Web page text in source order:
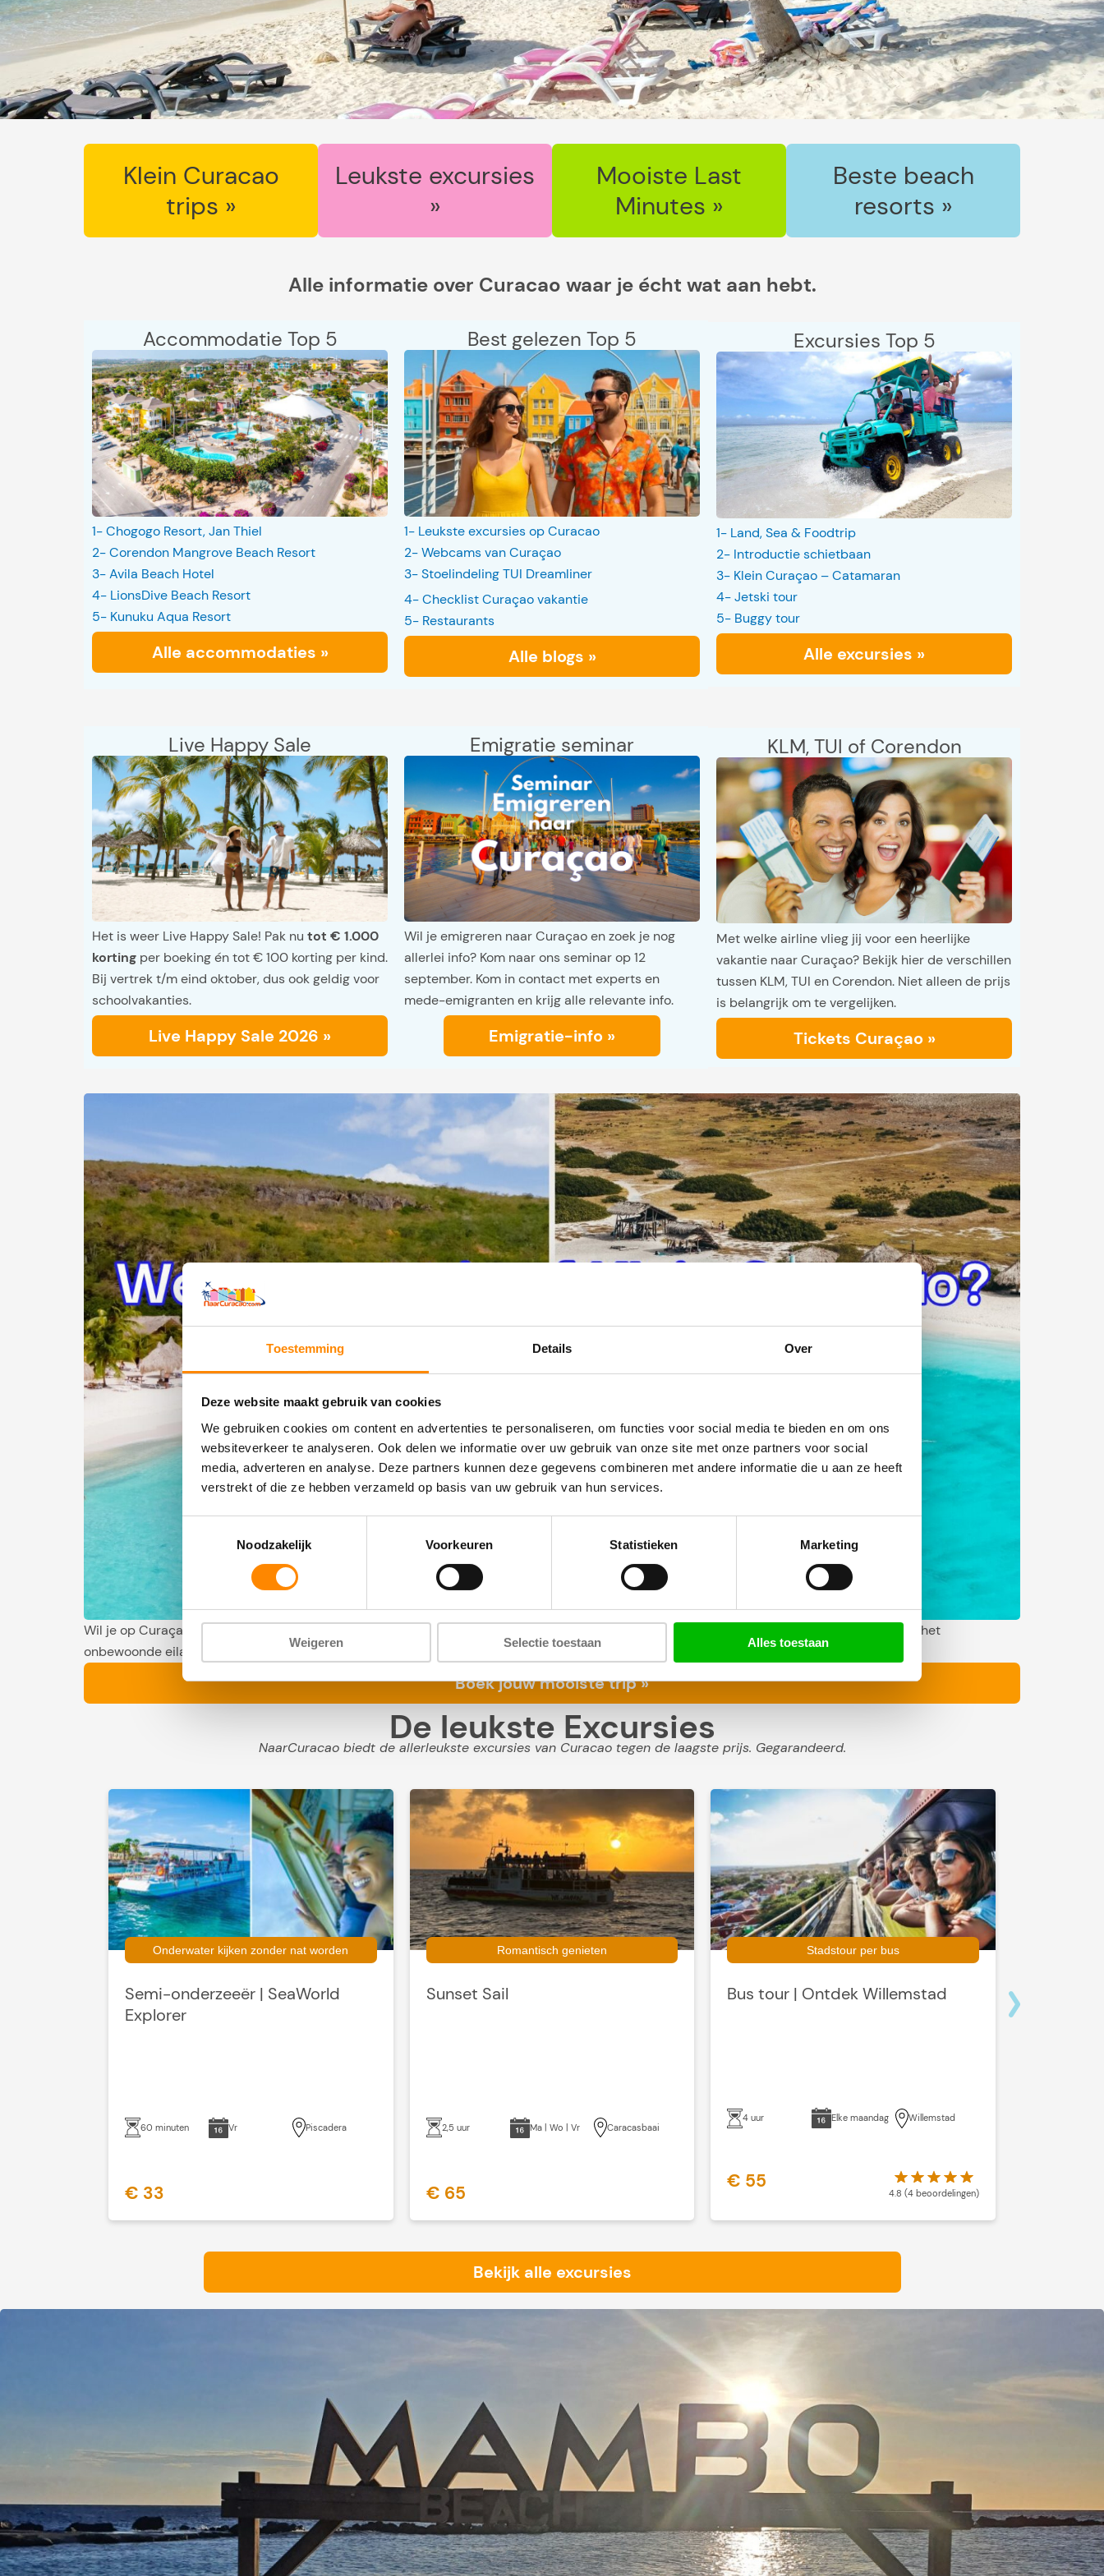
Toestemming Details Over
Deze website maakt gebruik van cookies
We gebruiken cookies om content en advertenties te personaliseren, om functies voor social media te bieden en om ons
websiteverkeer te analyseren. Ook delen we informatie over uw gebruik van onze site met onze partners voor social
media, adverteren en analyse. Deze partners kunnen deze gegevens combineren met andere informatie die u aan ze heeft
verstrekt of die ze hebben verzameld op basis van uw gebruik van hun services.
Noodzakelijk
Voorkeuren Statistieken Marketing
Weigeren Selectie toestaan Alles toestaan
Klein Curacao
trips »
Leukste excursies
»
Mooiste Last
Minutes »
Beste beach
resorts »
Alle informatie over Curacao waar je écht wat aan hebt.
Accommodatie Top 5
1- Chogogo Resort, Jan Thiel
2- Corendon Mangrove Beach Resort
3- Avila Beach Hotel
4- LionsDive Beach Resort
5- Kunuku Aqua Resort
Alle accommodaties »
Best gelezen Top 5
1- Leukste excursies op Curacao
2- Webcams van Curaçao
3- Stoelindeling TUI Dreamliner
4- Checklist Curaçao vakantie
5- Restaurants
Alle blogs »
Excursies Top 5
1- Land, Sea & Foodtrip
2- Introductie schietbaan
3- Klein Curaçao – Catamaran
4- Jetski tour
5- Buggy tour
Alle excursies »
Live Happy Sale
Het is weer Live Happy Sale! Pak nu tot € 1.000
korting per boeking én tot € 100 korting per kind.
Bij vertrek t/m eind oktober, dus ook geldig voor
schoolvakanties.
Live Happy Sale 2026 »
Emigratie seminar
Wil je emigreren naar Curaçao en zoek je nog
allerlei info? Kom naar ons seminar op 12
september. Kom in contact met experts en
mede-emigranten en krijg alle relevante info.
Emigratie-info »
KLM, TUI of Corendon
Met welke airline vlieg jij voor een heerlijke
vakantie naar Curaçao? Bekijk hier de verschillen
tussen KLM, TUI en Corendon. Niet alleen de prijs
is belangrijk om te vergelijken.
Tickets Curaçao »
Wil je op Curaçao een mooie boottrip maken dan heb je eigenlijk maar 2 keuzes: of je gaat beach hoppen richting Westcoast of je gaat naar het
onbewoonde eilandje Klein Curaçao. Maar welke boottrip past het beste bij jou? We geven de verschillen en tips.
Boek jouw mooiste trip »
De leukste Excursies
NaarCuracao biedt de allerleukste excursies van Curacao tegen de laagste prijs. Gegarandeerd.
Onderwater kijken zonder nat worden
Semi-onderzeeër | SeaWorld
Explorer
60 minuten Vr Piscadera
€ 33
Romantisch genieten
Sunset Sail
2,5 uur Ma | Wo | Vr Caracasbaai
€ 65
Stadstour per bus
Bus tour | Ontdek Willemstad
4 uur Elke maandag Willemstad
€ 55
4.8 (4 beoordelingen)
Bekijk alle excursies